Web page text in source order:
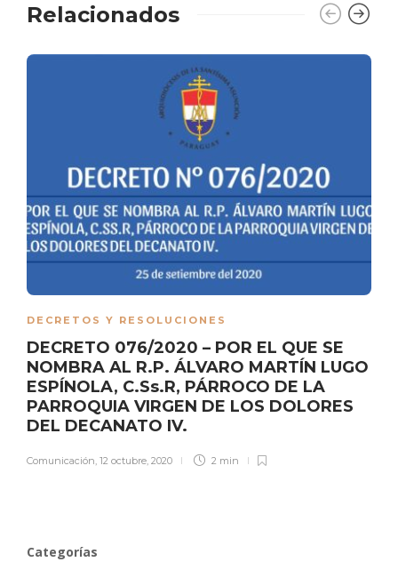
Relacionados
DECRETOS Y RESOLUCIONES
DECRETO 076/2020 – POR EL QUE SE
NOMBRA AL R.P. ÁLVARO MARTÍN LUGO
ESPÍNOLA, C.Ss.R, PÁRROCO DE LA
PARROQUIA VIRGEN DE LOS DOLORES
DEL DECANATO IV.
Comunicación, 12 octubre, 2020 2 min
Categorías